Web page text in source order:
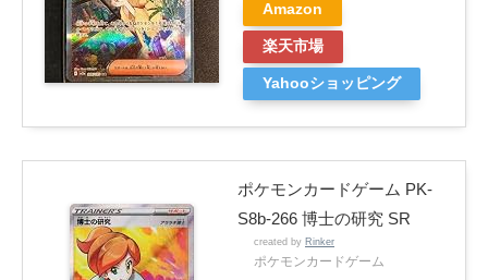
Amazon
楽天市場
Yahooショッピング
ポケモンカードゲーム PK-
S8b-266 博士の研究 SR
created by Rinker
ポケモンカードゲーム